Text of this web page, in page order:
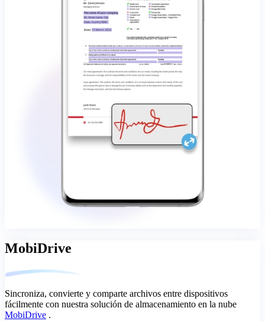
MobiDrive
Sincroniza, convierte y comparte archivos entre dispositivos
fácilmente con nuestra solución de almacenamiento en la nube
MobiDrive .